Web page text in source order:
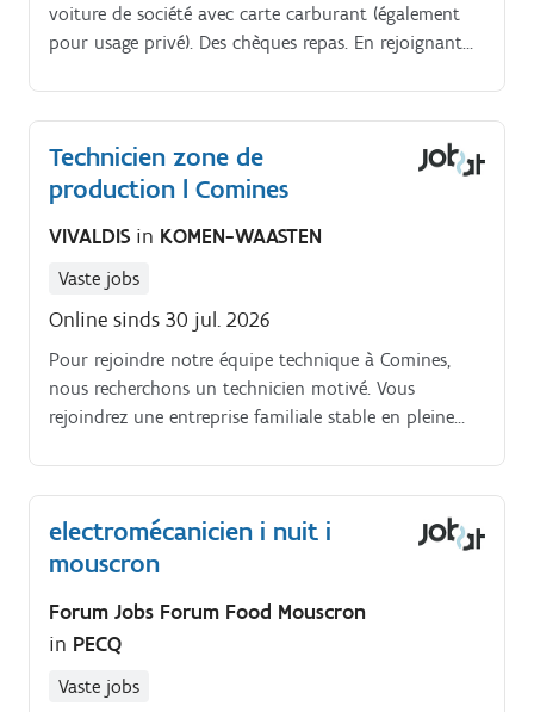
voiture de société avec carte carburant (également
pour usage privé). Des chèques repas. En rejoignant
à long terme. Une rémunération attrayante.
Technicien zone de
production l Comines
VIVALDIS in KOMEN-WAASTEN
Vaste jobs
Online sinds 30 jul. 2026
Pour rejoindre notre équipe technique à Comines,
nous recherchons un technicien motivé. Vous
rejoindrez une entreprise familiale stable en pleine
electromécanicien i nuit i
mouscron
Forum Jobs Forum Food Mouscron
in PECQ
Vaste jobs